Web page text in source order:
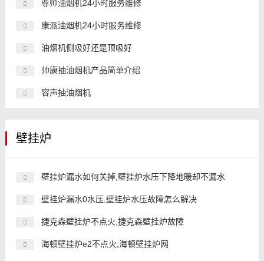
尊帅油烟机24小时服务维修
康派油烟机24小时服务维修
油烟机侧吸好还是顶吸好
帅康抽油烟机产品简单介绍
容声抽油烟机
壁挂炉
壁挂炉漏水如何关掉,壁挂炉水压下降地暖却不漏水
壁挂炉漏水0水压,壁挂炉水压故障怎么解决
捷克森壁挂炉不点火,捷克森壁挂炉故障
海顿壁挂炉e2不点火,海顿壁挂炉网